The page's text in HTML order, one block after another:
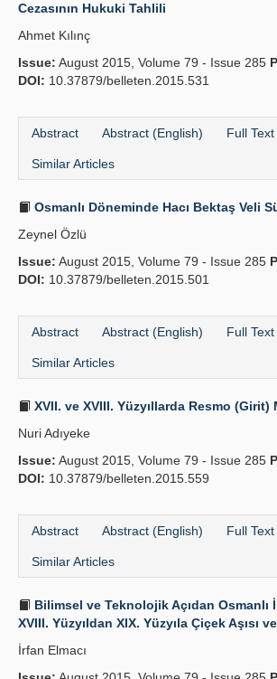
Cezasının Hukuki Tahlili
Ahmet Kılınç
Issue: August 2015, Volume 79 - Issue 285
DOI: 10.37879/belleten.2015.531
Abstract Abstract (English) Full Text
Similar Articles
Osmanlı Döneminde Hacı Bektaş Veli
Zeynel Özlü
Issue: August 2015, Volume 79 - Issue 285
DOI: 10.37879/belleten.2015.501
Abstract Abstract (English) Full Text
Similar Articles
XVII. ve XVIII. Yüzyıllarda Resmo (Girit)
Nuri Adıyeke
Issue: August 2015, Volume 79 - Issue 285
DOI: 10.37879/belleten.2015.559
Abstract Abstract (English) Full Text
Similar Articles
Bilimsel ve Teknolojik Açıdan Osmanlı
XVIII. Yüzyıldan XIX. Yüzyıla Çiçek Aşısı
İrfan Elmacı